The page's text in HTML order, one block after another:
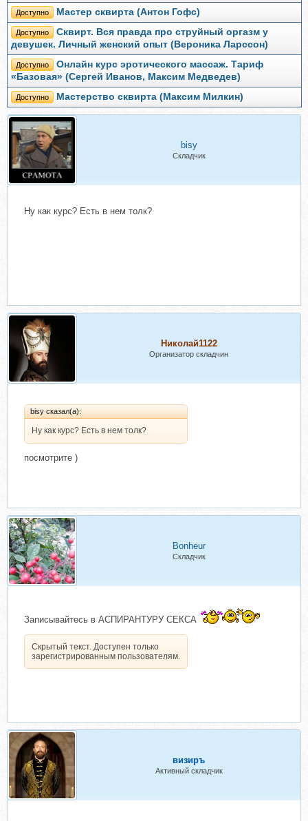
Доступно Мастер сквирта (Антон Гофс)
Доступно
Сквирт. Вся правда про струйный оргазм у
девушек. Личный женский опыт (Вероника Ларссон)
Доступно
Онлайн курс эротического массаж. Тариф
«Базовая» (Сергей Иванов, Максим Медведев)
Доступно Мастерство сквирта (Максим Милкин)
bisy
Складчик
Ну как курс? Есть в нем толк?
Николай1122
Организатор складчин
bisy сказал(а):
Ну как курс? Есть в нем толк?
посмотрите )
Bonheur
Складчик
Записывайтесь в АСПИРАНТУРУ СЕКСА
Скрытый текст. Доступен только
зарегистрированным пользователям.
визиръ
Активный складчик